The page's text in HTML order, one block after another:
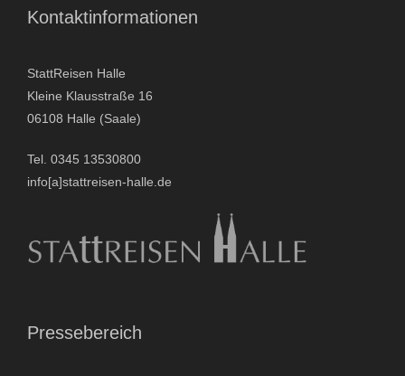
- Stadtspiele-Outdoor Games
- Weihnachtsangebote
Gutscheine & Geschenke
Kontaktinformationen
StattReisen Halle
Kleine Klausstraße 16
06108 Halle (Saale)
Tel. 0345 13530800
info[a]stattreisen-halle.de
Pressebereich